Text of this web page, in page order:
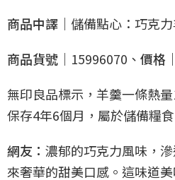
商品中譯｜ 儲備點心：巧克
商品貨號｜ 15996070、 價格｜
無印良品標示，羊羹一條熱
保存4年6個月，屬於儲備糧食
網友： 濃郁的巧克力風味，
來奢華的甜美口感。這味道